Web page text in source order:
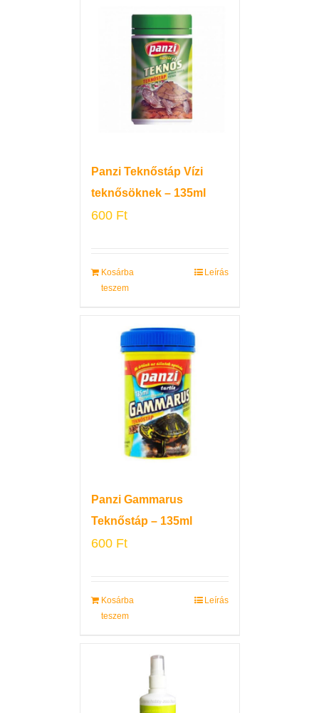
Panzi Teknőstáp Vízi
teknősöknek – 135ml
600 Ft
Kosárba
teszem
Leírás
Panzi Gammarus
Teknőstáp – 135ml
600 Ft
Kosárba
teszem
Leírás